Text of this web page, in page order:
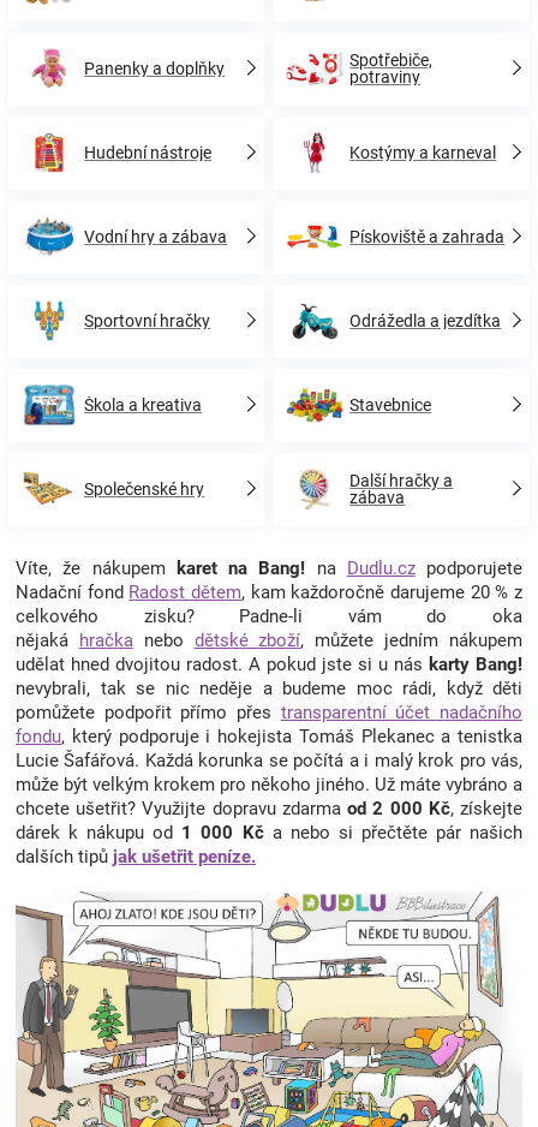
Panenky a doplňky
Spotřebiče,
potraviny
Hudební nástroje Kostýmy a karneval
Vodní hry a zábava Pískoviště a zahrada
Sportovní hračky Odrážedla a jezdítka
Škola a kreativa Stavebnice
Společenské hry
Další hračky a
zábava
Víte, že nákupem karet na Bang! na Dudlu.czpodporujete
Nadační fond Radost dětem, kam každoročně darujeme 20 % z
celkového zisku? Padne-li vám do oka
nějaká hračka nebo dětské zboží, můžete jedním nákupem
udělat hned dvojitou radost. A pokud jste si u nás karty Bang!
nevybrali, tak se nic neděje a budeme moc rádi, když děti
pomůžete podpořit přímo přes transparentní účet nadačního
fondu, který podporuje i hokejista Tomáš Plekanec a tenistka
Lucie Šafářová. Každá korunka se počítá a i malý krok pro vás,
může být velkým krokem pro někoho jiného. Už máte vybráno a
chcete ušetřit? Využijte dopravu zdarmaod 2 000 Kč, získejte
dárek k nákupu od 1 000 Kča nebo si přečtěte pár našich
dalších tipů jak ušetřit peníze.